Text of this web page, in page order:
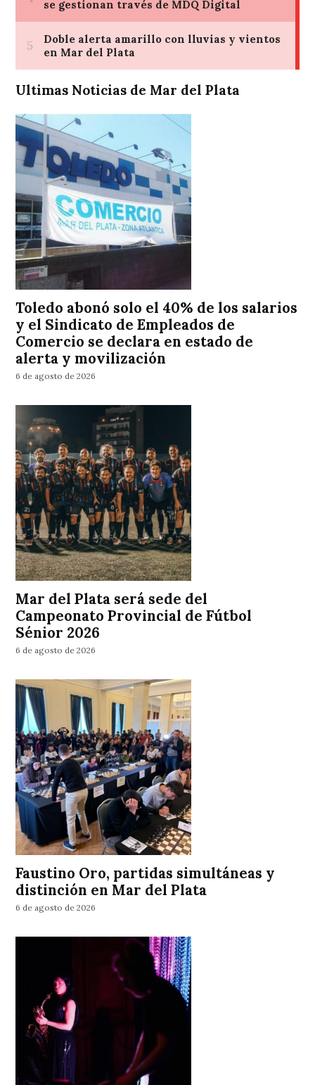
Ultimas Noticias de Mar del Plata
Toledo abonó solo el 40% de los salarios
y el Sindicato de Empleados de
Comercio se declara en estado de
alerta y movilización
6 de agosto de 2026
Mar del Plata será sede del
Campeonato Provincial de Fútbol
Sénior 2026
6 de agosto de 2026
Faustino Oro, partidas simultáneas y
distinción en Mar del Plata
6 de agosto de 2026